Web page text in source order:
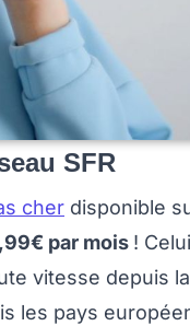
SFR
cher disponible
par mois !
vitesse depuis
les pays